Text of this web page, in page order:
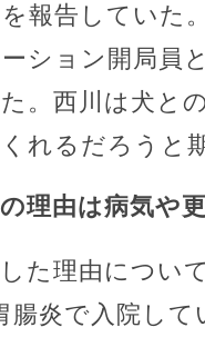
報告していた
ション開局員
。西川は犬と
れるだろうと
理由は病気や
た理由につい
腸炎で入院し